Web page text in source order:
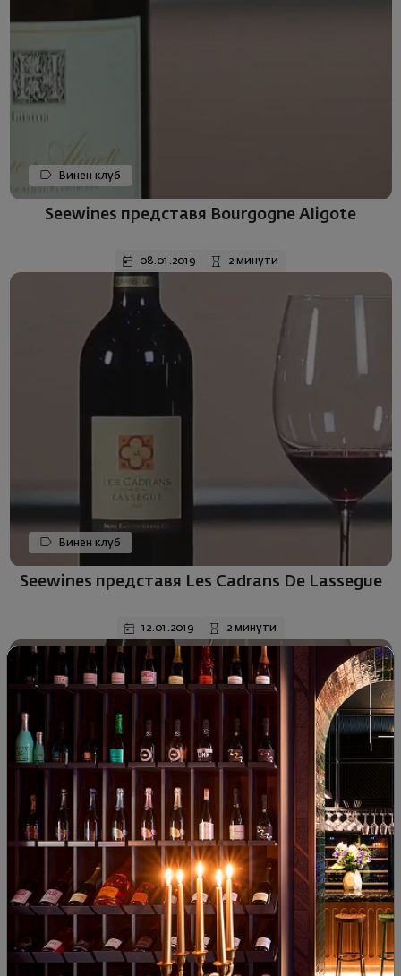
Винен клуб
Seewines представя Bourgogne Aligote
08.01.2019 2 минути
Винен клуб
Seewines представя Les Cadrans De Lassegue
12.01.2019 2 минути
Винен клуб
Seewines представя Vintner's Reserve
Chardonnay